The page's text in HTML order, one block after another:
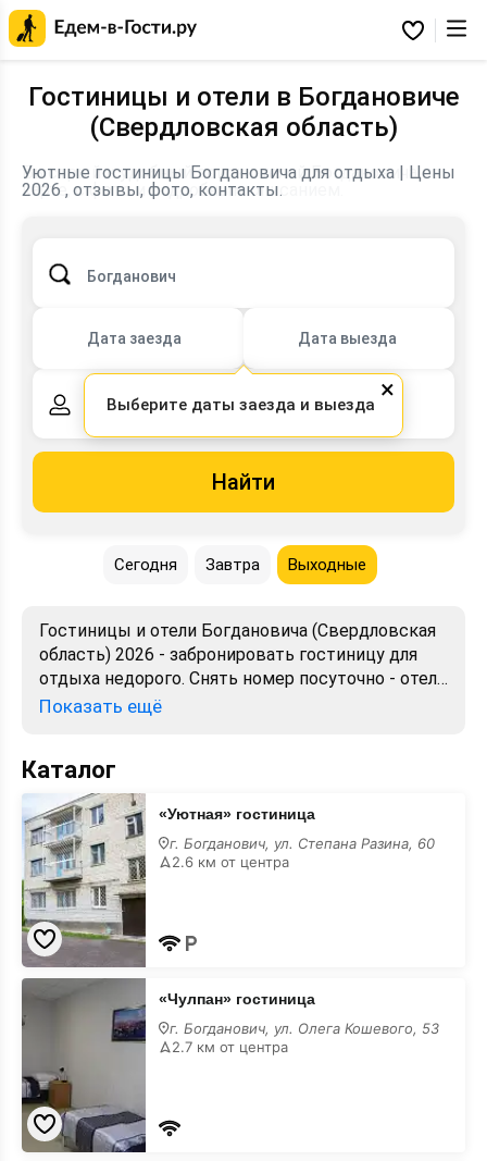
Избранное
Гостиницы и отели в Богдановиче
(Свердловская область)
Быстрый и удобный поиск отелей Богдановича на
карте, с фото и подробным описанием.
Уютные гостиницы Богдановича для отдыха | Цены
2026 , отзывы, фото, контакты.
Богданович
Дата заезда Дата выезда
2 взрослых,0 детей
Найти
Сегодня Завтра Выходные
Гостиницы и отели Богдановича (Свердловская
область) 2026 - забронировать гостиницу для
отдыха недорого. Снять номер посуточно - отели
в Богдановиче. Лучшие цены, отзывы, фото,
выбор.
Показать ещё
Каталог
«Уютная»
гостиница
«Уютная» гостиница
г. Богданович, ул. Степана Разина, 60
2.6 км от центра
«Чулпан»
«Чулпан» гостиница
г. Богданович, ул. Олега Кошевого, 53
2.7 км от центра
×
Выберите даты заезда и выезда